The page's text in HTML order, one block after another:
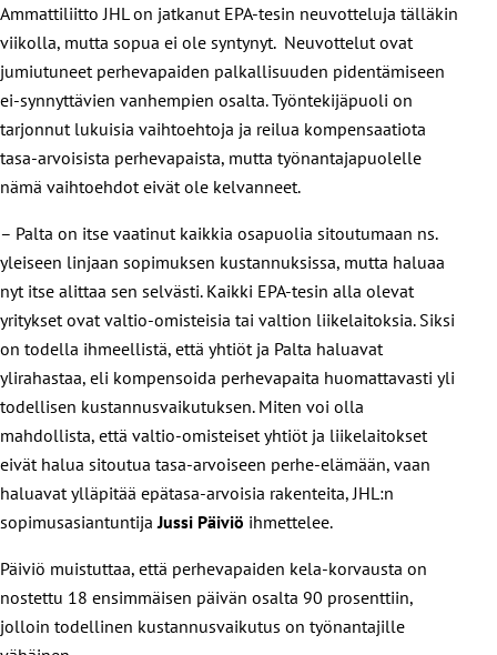
Ammattiliitto JHL on jatkanut EPA-tesin neuvotteluja tälläkin
viikolla, mutta sopua ei ole syntynyt.Neuvottelut ovat
jumiutuneet perhevapaiden palkallisuuden pidentämiseen
ei-synnyttävien vanhempien osalta. Työntekijäpuoli on
tarjonnut lukuisia vaihtoehtoja ja reilua kompensaatiota
tasa-arvoisista perhevapaista, mutta työnantajapuolelle
nämä vaihtoehdot eivät ole kelvanneet.
– Palta on itse vaatinut kaikkia osapuolia sitoutumaan ns.
yleiseen linjaan sopimuksen kustannuksissa, mutta haluaa
nyt itse alittaa sen selvästi. Kaikki EPA-tesin alla olevat
yritykset ovat valtio-omisteisia tai valtion liikelaitoksia. Siksi
on todella ihmeellistä, että yhtiöt ja Palta haluavat
ylirahastaa, eli kompensoida perhevapaita huomattavasti yli
todellisen kustannusvaikutuksen. Miten voi olla
mahdollista, että valtio-omisteiset yhtiöt ja liikelaitokset
eivät halua sitoutua tasa-arvoiseen perhe-elämään, vaan
haluavat ylläpitää epätasa-arvoisia rakenteita, JHL:n
sopimusasiantuntija Jussi Päiviö ihmettelee.
Päiviö muistuttaa, että perhevapaiden kela-korvausta on
nostettu 18 ensimmäisen päivän osalta 90 prosenttiin,
jolloin todellinen kustannusvaikutus on työnantajille